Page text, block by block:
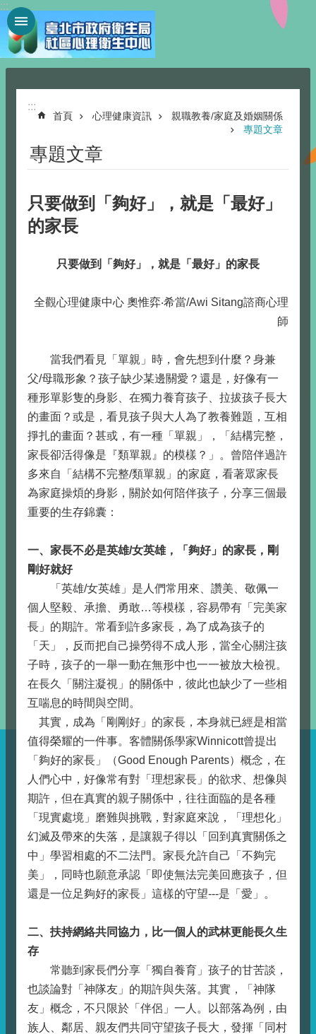
跳到主要內容區塊
:::
:::
首頁 心理健康資訊
親職教養/家庭及婚姻關係
專題文章
專題文章
只要做到「夠好」，就是「最好」
的家長
只要做到「夠好」，就是「最好」的家長
全觀心理健康中心 奧惟弈‧希當/Awi Sitang諮商心理
師
當我們看見「單親」時，會先想到什麼？身兼
父/母職形象？孩子缺少某邊關愛？還是，好像有一
種形單影隻的身影、在獨力養育孩子、拉拔孩子長大
的畫面？或是，看見孩子與大人為了教養難題，互相
掙扎的畫面？甚或，有一種「單親」，「結構完整，
家長卻活得像是『類單親』的模樣？」。曾陪伴過許
多來自「結構不完整/類單親」的家庭，看著眾家長
為家庭操煩的身影，關於如何陪伴孩子，分享三個最
重要的生存錦囊：
一、家長不必是英雄/女英雄，「夠好」的家長，剛
剛好就好
「英雄/女英雄」是人們常用來、讚美、敬佩一
個人堅毅、承擔、勇敢…等模樣，容易帶有「完美家
長」的期許。常看到許多家長，為了成為孩子的
「天」，反而把自己操勞得不成人形，當全心關注孩
子時，孩子的一舉一動在無形中也一一被放大檢視。
在長久「關注凝視」的關係中，彼此也缺少了一些相
互喘息的時間與空間。
其實，成為「剛剛好」的家長，本身就已經是相當
值得榮耀的一件事。客體關係學家Winnicott曾提出
「夠好的家長」（Good Enough Parents）概念，在
人們心中，好像常有對「理想家長」的欲求、想像與
期許，但在真實的親子關係中，往往面臨的是各種
「現實處境」磨難與挑戰，對家庭來說，「理想化」
幻滅及帶來的失落，是讓親子得以「回到真實關係之
中」學習相處的不二法門。家長允許自己「不夠完
美」，同時也願意承認「即使無法完美回應孩子，但
還是一位足夠好的家長」這樣的守望---是「愛」。
二、扶持網絡共同協力，比一個人的武林更能長久生
存
常聽到家長們分享「獨自養育」孩子的甘苦談，
也談論對「神隊友」的期許與失落。其實，「神隊
友」概念，不只限於「伴侶」一人。以部落為例，由
族人、鄰居、親友們共同守望孩子長大，發揮「同村